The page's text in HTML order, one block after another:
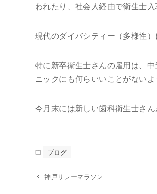
われたり、社会人経由で衛生士
現代のダイバシティー（多様性
特に新卒衛生士さんの雇用は、
ニックにも何らいいことがないよ
今月末には新しい歯科衛生士さ
ブログ
神戸リレーマラソン